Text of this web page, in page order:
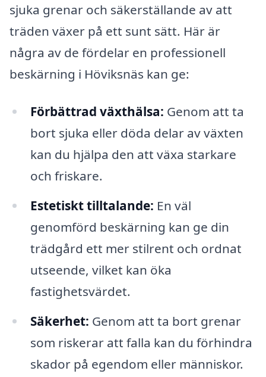
sjuka grenar och säkerställande av att
träden växer på ett sunt sätt. Här är
några av de fördelar en professionell
beskärning i Höviksnäs kan ge:
Förbättrad växthälsa: Genom att ta
bort sjuka eller döda delar av växten
kan du hjälpa den att växa starkare
och friskare.
Estetiskt tilltalande: En väl
genomförd beskärning kan ge din
trädgård ett mer stilrent och ordnat
utseende, vilket kan öka
fastighetsvärdet.
Säkerhet: Genom att ta bort grenar
som riskerar att falla kan du förhindra
skador på egendom eller människor.